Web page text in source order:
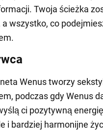
Twoja ścieżka
wszystko, co
Wenus tworzy
podczas gdy Wenus
ci pozytywną
i bardziej harmonijne